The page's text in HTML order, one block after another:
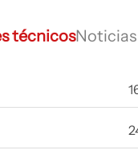
técnicosNoticias